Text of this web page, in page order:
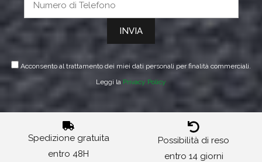
Acconsento al trattamento dei miei dati personali per finalità commerciali.
Leggi la Privacy Policy
Spedizione gratuita
entro 48H
Possibilità di reso
entro 14 giorni